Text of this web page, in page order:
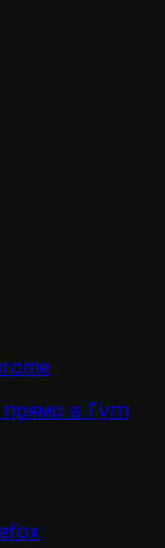
в Гугл